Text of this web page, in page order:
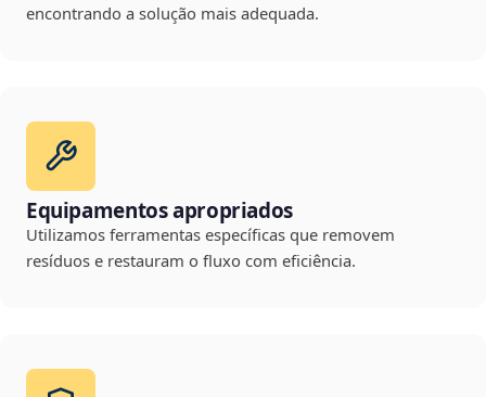
encontrando a solução mais adequada.
Equipamentos apropriados
Utilizamos ferramentas específicas que removem
resíduos e restauram o fluxo com eficiência.